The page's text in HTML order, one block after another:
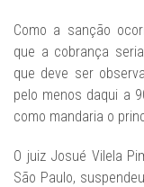
Como a sanção
que a cobrança
que deve ser
pelo menos daqui a
como mandaria o
O juiz Josué Vilela
São Paulo,